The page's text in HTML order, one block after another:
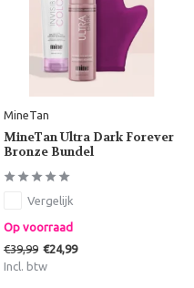
MineTan
MineTan Ultra Dark Forever
Bronze Bundel
Vergelijk
Op voorraad
€39,99 €24,99
Incl. btw